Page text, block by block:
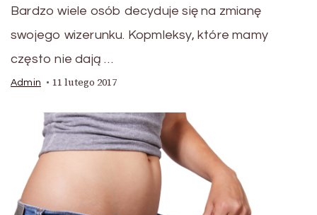
Bardzo wiele osób decyduje się na zmianę
swojego wizerunku. Kopmleksy, które mamy
często nie dają …
Admin 11 lutego 2017